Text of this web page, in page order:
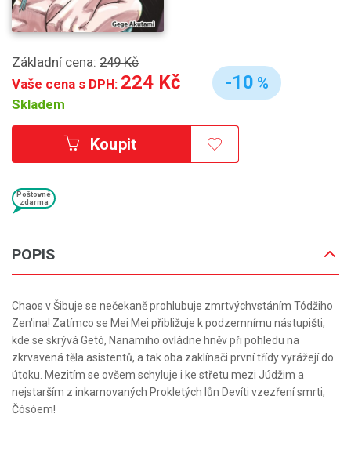
Základní cena: 249 Kč
Vaše cena s DPH: 224 Kč
Skladem
-10 %
Koupit
Poštovné
zdarma
POPIS
Chaos v Šibuje se nečekaně prohlubuje zmrtvýchvstáním Tódžiho
Zen'ina! Zatímco se Mei Mei přibližuje k podzemnímu nástupišti,
kde se skrývá Getó, Nanamiho ovládne hněv při pohledu na
zkrvavená těla asistentů, a tak oba zaklínači první třídy vyrážejí do
útoku. Mezitím se ovšem schyluje i ke střetu mezi Júdžim a
nejstarším z inkarnovaných Prokletých lůn Devíti vzezření smrti,
Čósóem!